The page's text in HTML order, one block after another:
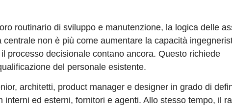
routinario di sviluppo e manutenzione, la logica delle
non è più come aumentare la capacità
processo decisionale contano ancora. Questo richiede
del personale esistente.
architetti, product manager e designer in grado di
ed esterni, fornitori e agenti. Allo stesso tempo, il